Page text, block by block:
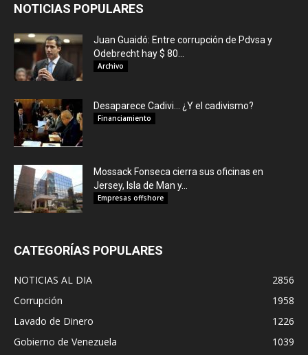
NOTICIAS POPULARES
Juan Guaidó: Entre corrupción de Pdvsa y
Odebrecht hay $ 80...
Archivo
Desaparece Cadivi… ¿Y el cadivismo?
Financiamiento
Mossack Fonseca cierra sus oficinas en
Jersey, Isla de Man y...
Empresas offshore
CATEGORÍAS POPULARES
NOTICIAS AL DIA
2856
Corrupción
1958
Lavado de Dinero
1226
Gobierno de Venezuela
1039